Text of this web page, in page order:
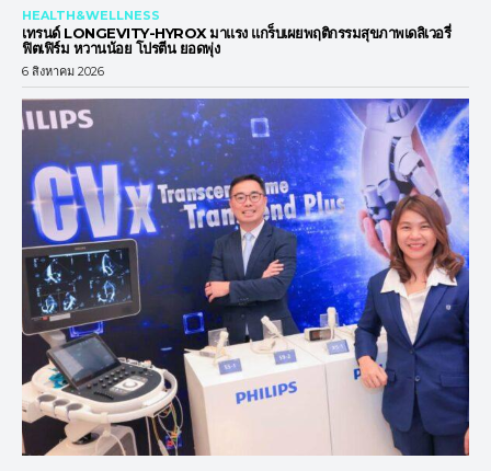
HEALTH&WELLNESS
เทรนด์ LONGEVITY-HYROX มาแรง แกร็บเผยพฤติกรรมสุขภาพเดลิเวอรี่
ฟิตเฟิร์ม หวานน้อย โปรตีน ยอดพุ่ง
6 สิงหาคม 2026